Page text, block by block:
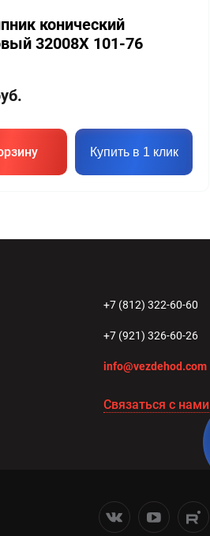
конический
32008X 101-76
Купить в 1 клик
+7 (812) 322-60-60
+7 (921) 326-60-26
info@vezdehod.com
Связаться с нами